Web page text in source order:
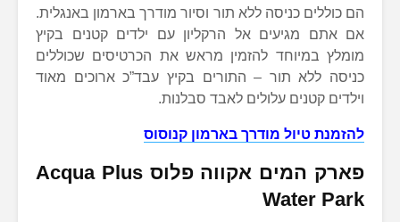
הם כוללים כניסה ללא תור וסיור מודרך בארמון באנגלית.
אם אתם מגיעים אל הרקליון עם ילדים קטנים בקיץ
מומלץ במיוחד להזמין מראש את הכרטיסים שכוללים
כניסה ללא תור – התורים בקיץ עבד”כ ארוכים מאוד
וילדים קטנים עלולים לאבד סבלנות.
להזמנת טיול מודרך בארמון קנוסוס
פארק המים אקווה פלוסAcqua Plus
Water Park